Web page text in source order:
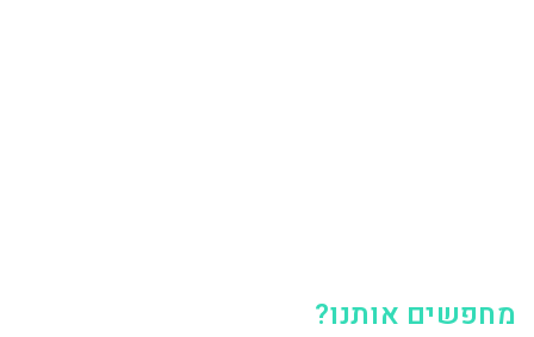
אותנו?